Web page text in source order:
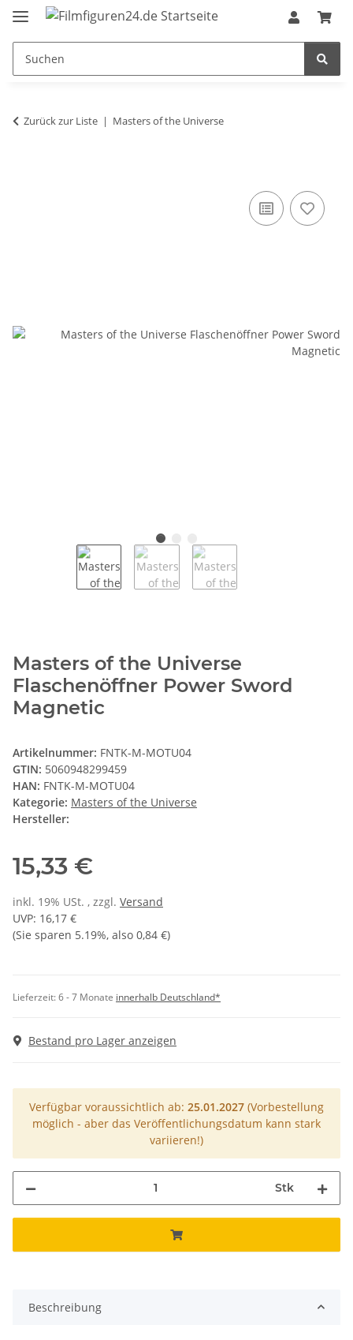
Zurück zur Liste Masters of the Universe
Masters of the Universe
Flaschenöffner Power Sword
Magnetic
Artikelnummer: FNTK-M-MOTU04
GTIN: 5060948299459
HAN: FNTK-M-MOTU04
Kategorie: Masters of the Universe
Hersteller:
15,33 €
inkl. 19% USt. , zzgl. Versand
UVP: 16,17 €
(Sie sparen 5.19%, also 0,84 €)
Lieferzeit:6 - 7 Monate innerhalb Deutschland*
Bestand pro Lager anzeigen
Verfügbar voraussichtlich ab: 25.01.2027 (Vorbestellung
möglich - aber das Veröffentlichungsdatum kann stark
variieren!)
Stk
Beschreibung